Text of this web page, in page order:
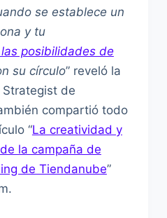
se establece un
y tu
posibilidades de
su círculo” reveló la
Strategist de
compartió todo
“La creatividad y
la campaña de
de Tiendanube”